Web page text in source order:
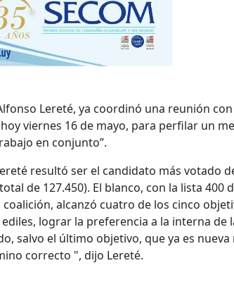
Lereté, ya coordinó una reunión
viernes 16 de mayo, para perfilar un
en conjunto”.
resultó ser el candidato más votado
de 127.450). El blanco, con la lista 400
alcanzó cuatro de los cinco
lograr la preferencia a la interna de
salvo el último objetivo, que ya es nueva
correcto ", dijo Lereté.